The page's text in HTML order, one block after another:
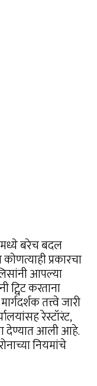
बरेच बदल
प्रकारचा
आपल्या
करताना
तत्त्वे जारी
रेस्टॉरंट,
देण्यात आली आहे.
नियमांचे